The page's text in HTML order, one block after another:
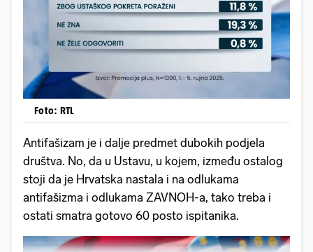
Foto: RTL
Antifašizam je i dalje predmet dubokih podjela
društva. No, da u Ustavu, u kojem, između ostalog
stoji da je Hrvatska nastala i na odlukama
antifašizma i odlukama ZAVNOH-a, tako treba i
ostati smatra gotovo 60 posto ispitanika.